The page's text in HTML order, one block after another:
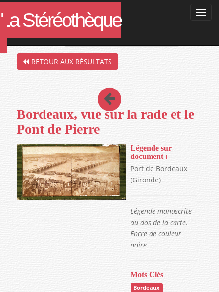
La Stéréothèque
Filtres de la recherche en cours :
RETOUR AUX RÉSULTATS
Bordeaux, vue sur la rade et le
Pont de Pierre
Légende sur
document :
Port de Bordeaux
(Gironde)
Légende manuscrite
au dos de la carte.
Encre de couleur
noire.
Mots Clés
Bordeaux